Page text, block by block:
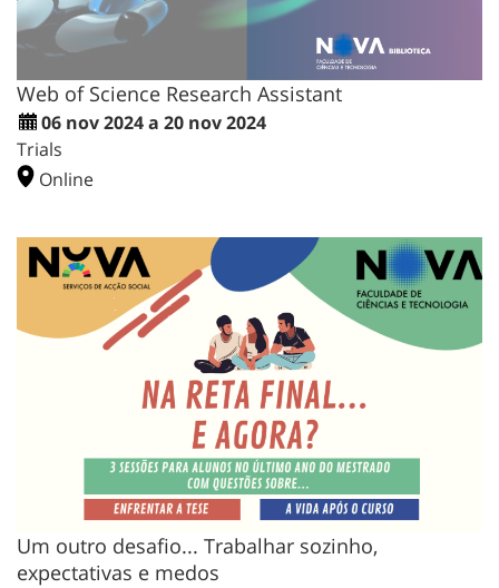
Web of Science Research Assistant
06 nov 2024 a 20 nov 2024
Trials
Online
Um outro desafio... Trabalhar sozinho,
expectativas e medos